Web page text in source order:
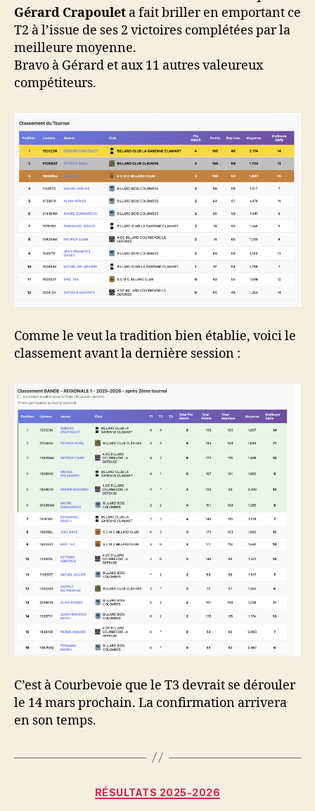
Gérard Crapoulet a fait briller en emportant ce
T2 à l’issue de ses 2 victoires complétées par la
meilleure moyenne.
Bravo à Gérard et aux 11 autres valeureux
compétiteurs.
Comme le veut la tradition bien établie, voici le
classement avant la dernière session :
C’est à Courbevoie que le T3 devrait se dérouler
le 14 mars prochain. La confirmation arrivera
en son temps.
Catégories
RÉSULTATS 2025-2026